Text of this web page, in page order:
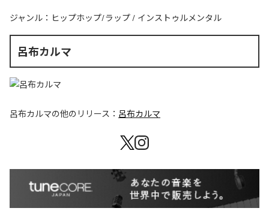
ジャンル： ヒップホップ/ラップ / インストゥルメンタル
呂布カルマ
呂布カルマの他のリリース： 呂布カルマ